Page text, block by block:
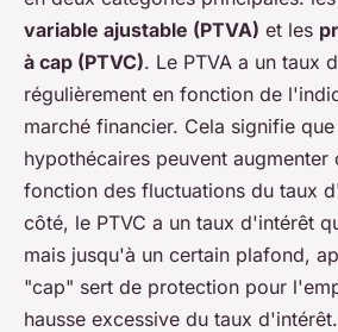
variable ajustable (PTVA) et les
à cap (PTVC). Le PTVA a un taux
régulièrement en fonction de
marché financier. Cela signifie
hypothécaires peuvent augmenter
fonction des fluctuations du taux
côté, le PTVC a un taux d'intérêt
mais jusqu'à un certain plafond,
"cap" sert de protection pour
hausse excessive du taux